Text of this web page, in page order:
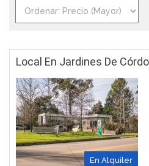
Local En Jardines De
En Alquiler